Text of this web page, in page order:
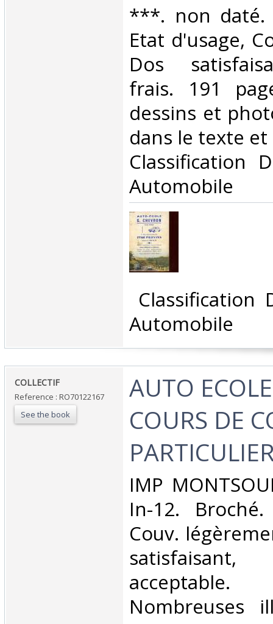
‎***. non daté.
Etat d'usage,
Dos
frais. 191
dessins et
dans le texte
Classification
Automobile‎
Classification
Automobile‎
‎COLLECTIF‎
Reference : RO70122167
See the book
‎AUTO
COURS DE
‎IMP
In-12.
Couv.
Nombreuses